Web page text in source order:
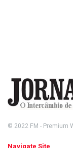
© 2022 FM - Premium